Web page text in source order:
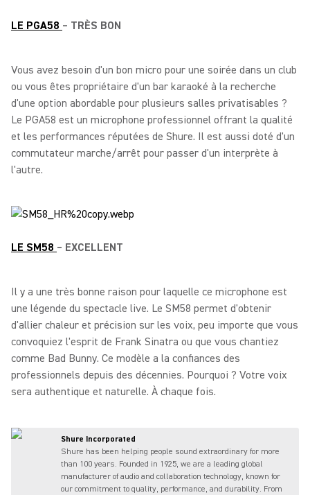
LE PGA58 – TRÈS BON
Vous avez besoin d'un bon micro pour une soirée dans un club
ou vous êtes propriétaire d'un bar karaoké à la recherche
d'une option abordable pour plusieurs salles privatisables ?
Le PGA58 est un microphone professionnel offrant la qualité
et les performances réputées de Shure. Il est aussi doté d'un
commutateur marche/arrêt pour passer d'un interprète à
l'autre.
LE SM58 – EXCELLENT
Il y a une très bonne raison pour laquelle ce microphone est
une légende du spectacle live. Le SM58 permet d'obtenir
d'allier chaleur et précision sur les voix, peu importe que vous
convoquiez l'esprit de Frank Sinatra ou que vous chantiez
comme Bad Bunny. Ce modèle a la confiances des
professionnels depuis des décennies. Pourquoi ? Votre voix
sera authentique et naturelle. À chaque fois.
Shure Incorporated
Shure has been helping people sound extraordinary for more
than 100 years. Founded in 1925, we are a leading global
manufacturer of audio and collaboration technology, known for
our commitment to quality, performance, and durability. From